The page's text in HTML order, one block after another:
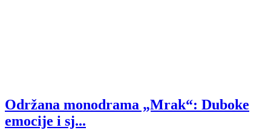
Održana monodrama „Mrak“: Duboke
emocije i sj...